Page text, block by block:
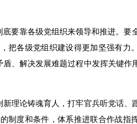
要靠各级党组织来领导和推进。要
把各级党组织建设得更加坚强有力
、解决发展难题过程中发挥关键作
理论铸魂育人，打牢官兵听党话、
制度和条件，体系推进联合作战指